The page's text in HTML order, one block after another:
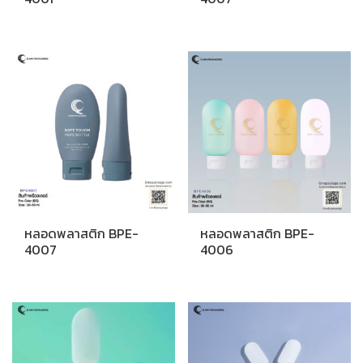
หลอดพลาสติก BPE-
4007
หลอดพลาสติก BPE-
4006